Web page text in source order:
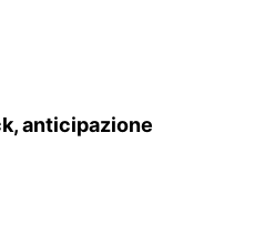
anticipazione